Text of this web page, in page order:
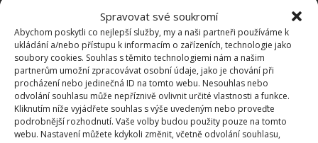
Spravovat své soukromí
Abychom poskytli co nejlepší služby, my a naši partneři používáme k
ukládání a/nebo přístupu k informacím o zařízeních, technologie jako
soubory cookies. Souhlas s těmito technologiemi nám a našim
partnerům umožní zpracovávat osobní údaje, jako je chování při
procházení nebo jedinečná ID na tomto webu. Nesouhlas nebo
odvolání souhlasu může nepříznivě ovlivnit určité vlastnosti a funkce.
Kliknutím níže vyjádřete souhlas s výše uvedeným nebo proveďte
podrobnější rozhodnutí. Vaše volby budou použity pouze na tomto
webu. Nastavení můžete kdykoli změnit, včetně odvolání souhlasu,
23.6.2026
Retro kvíz o oblíbených autech v dobách
socialismu: Tehdejší řidiči musí získat 10 z 10
bodů
6.5.2026